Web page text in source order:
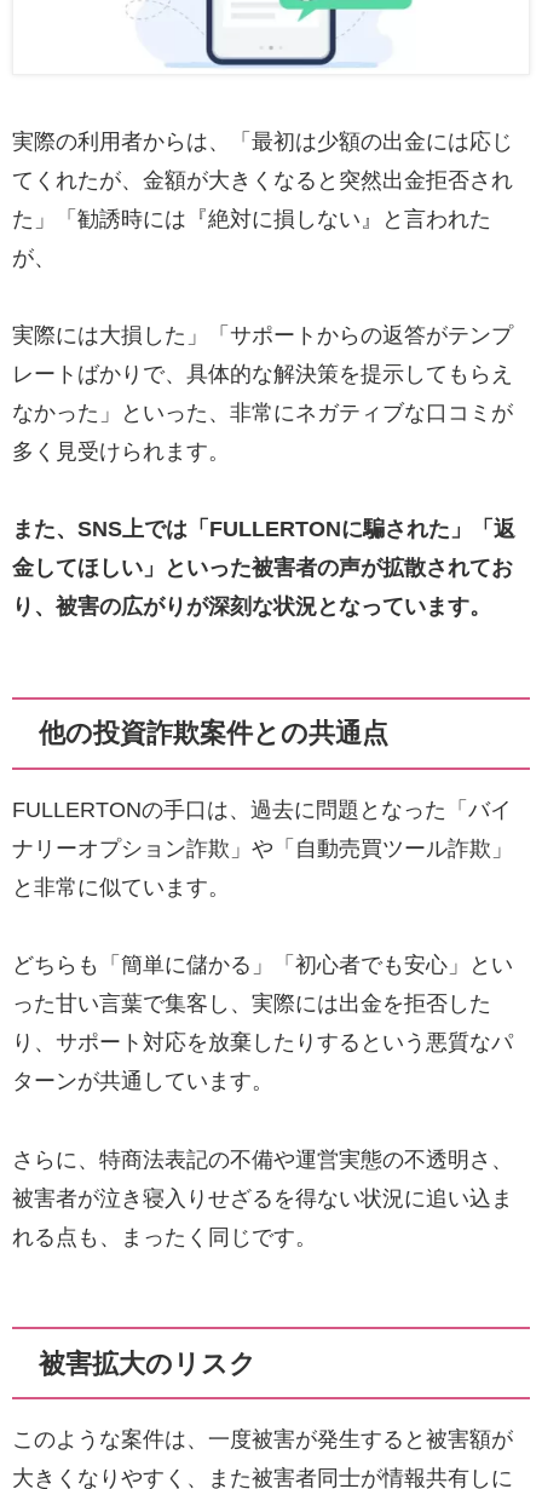
実際の利用者からは、「最初は少額の出金には応じ
てくれたが、金額が大きくなると突然出金拒否され
た」「勧誘時には『絶対に損しない』と言われた
が、
実際には大損した」「サポートからの返答がテンプ
レートばかりで、具体的な解決策を提示してもらえ
なかった」といった、非常にネガティブな口コミが
多く見受けられます。
また、SNS上では「FULLERTONに騙された」「返
金してほしい」といった被害者の声が拡散されてお
り、被害の広がりが深刻な状況となっています。
他の投資詐欺案件との共通点
FULLERTONの手口は、過去に問題となった「バイ
ナリーオプション詐欺」や「自動売買ツール詐欺」
と非常に似ています。
どちらも「簡単に儲かる」「初心者でも安心」とい
った甘い言葉で集客し、実際には出金を拒否した
り、サポート対応を放棄したりするという悪質なパ
ターンが共通しています。
さらに、特商法表記の不備や運営実態の不透明さ、
被害者が泣き寝入りせざるを得ない状況に追い込ま
れる点も、まったく同じです。
被害拡大のリスク
このような案件は、一度被害が発生すると被害額が
大きくなりやすく、また被害者同士が情報共有しに